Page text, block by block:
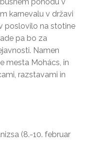
karnevalu v državi
poslovilo na stotine
pa bo za
Namen
mesta Mohács, in
razstavami in
(8.-10. februar